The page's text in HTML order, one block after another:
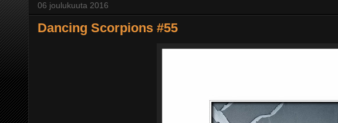
06 joulukuuta 2016
Dancing Scorpions #55